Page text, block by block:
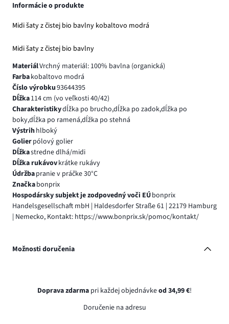
Informácie o produkte
Midi šaty z čistej bio bavlny kobaltovo modrá
Midi šaty z čistej bio bavlny
MateriálVrchný materiál: 100% bavlna (organická)
Farbakobaltovo modrá
Číslo výrobku93644395
Dĺžka114 cm (vo veľkosti 40/42)
Charakteristikydĺžka po brucho,dĺžka po zadok,dĺžka po
boky,dĺžka po ramená,dĺžka po stehná
Výstrihhlboký
Golierpólový golier
Dĺžkastredne dlhá/midi
Dĺžka rukávovkrátke rukávy
Údržbapranie v práčke 30°C
Značkabonprix
Hospodársky subjekt je zodpovedný voči EÚbonprix
Handelsgesellschaft mbH | Haldesdorfer Straße 61 | 22179 Hamburg
| Nemecko, Kontakt: https://www.bonprix.sk/pomoc/kontakt/
Možnosti doručenia
Doprava zdarma pri každej objednávkeod 34,99 €!
Doručenie na adresu